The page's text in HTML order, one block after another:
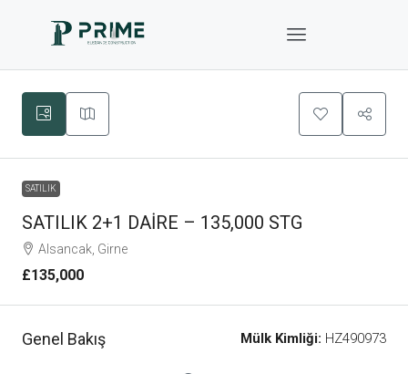
SATILIK
SATILIK 2+1 DAİRE – 135,000 STG
Alsancak, Girne
£135,000
Genel Bakış Mülk Kimliği: HZ490973